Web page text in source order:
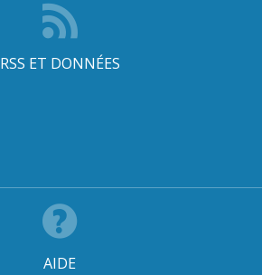
RSS ET DONNÉES
AIDE